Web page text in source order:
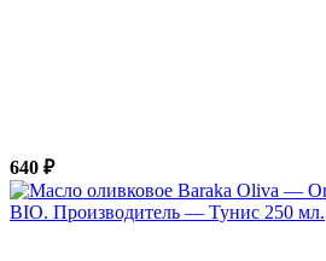
640 ₽